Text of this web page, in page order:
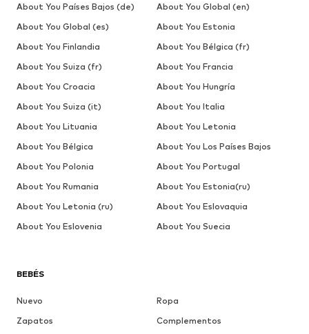
BEBÉS
Nuevo
Ropa
Zapatos
Complementos
About You Países Bajos (de)
About You Global (en)
About You Global (es)
About You Estonia
About You Finlandia
About You Bélgica (fr)
About You Suiza (fr)
About You Francia
About You Croacia
About You Hungría
About You Suiza (it)
About You Italia
About You Lituania
About You Letonia
About You Bélgica
About You Los Países Bajos
About You Polonia
About You Portugal
About You Rumania
About You Estonia(ru)
About You Letonia (ru)
About You Eslovaquia
About You Eslovenia
About You Suecia